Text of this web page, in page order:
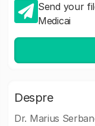
Send your
Medicai
Despre
Dr. Marius